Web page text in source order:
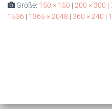
Größe: 150 × 150 | 200 × 300 |
1536 | 1365 × 2048 | 360 × 240 |